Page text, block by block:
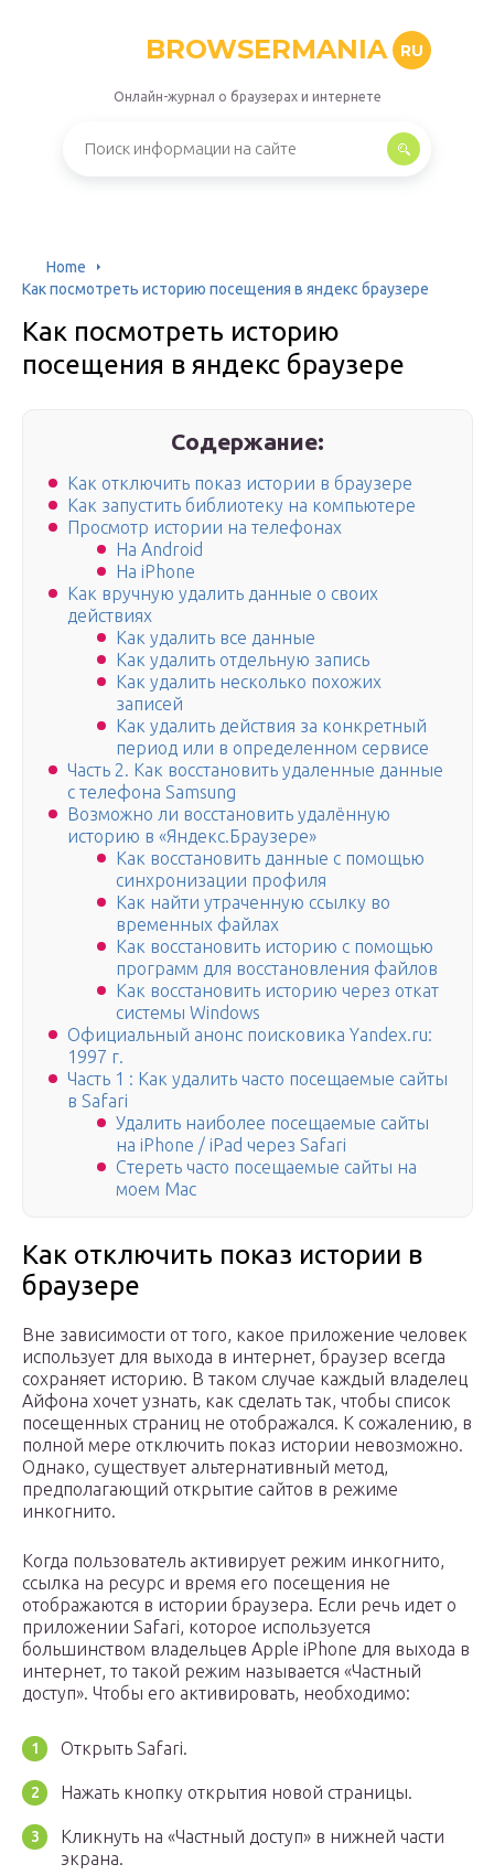
BROWSERMANIA RU
Онлайн-журнал о браузерах и интернете
Home
Как посмотреть историю посещения в яндекс браузере
Как посмотреть историю
посещения в яндекс браузере
Содержание:
Как отключить показ истории в браузере
Как запустить библиотеку на компьютере
Просмотр истории на телефонах
На Android
На iPhone
Как вручную удалить данные о своих
действиях
Как удалить все данные
Как удалить отдельную запись
Как удалить несколько похожих
записей
Как удалить действия за конкретный
период или в определенном сервисе
Часть 2. Как восстановить удаленные данные
с телефона Samsung
Возможно ли восстановить удалённую
историю в «Яндекс.Браузере»
Как восстановить данные с помощью
синхронизации профиля
Как найти утраченную ссылку во
временных файлах
Как восстановить историю с помощью
программ для восстановления файлов
Как восстановить историю через откат
системы Windows
Официальный анонс поисковика Yandex.ru:
1997 г.
Часть 1 : Как удалить часто посещаемые сайты
в Safari
Удалить наиболее посещаемые сайты
на iPhone / iPad через Safari
Стереть часто посещаемые сайты на
моем Mac
Как отключить показ истории в
браузере
Вне зависимости от того, какое приложение человек
использует для выхода в интернет, браузер всегда
сохраняет историю. В таком случае каждый владелец
Айфона хочет узнать, как сделать так, чтобы список
посещенных страниц не отображался. К сожалению, в
полной мере отключить показ истории невозможно.
Однако, существует альтернативный метод,
предполагающий открытие сайтов в режиме
инкогнито.
Когда пользователь активирует режим инкогнито,
ссылка на ресурс и время его посещения не
отображаются в истории браузера. Если речь идет о
приложении Safari, которое используется
большинством владельцев Apple iPhone для выхода в
интернет, то такой режим называется «Частный
доступ». Чтобы его активировать, необходимо:
Открыть Safari.
Нажать кнопку открытия новой страницы.
Кликнуть на «Частный доступ» в нижней части
экрана.